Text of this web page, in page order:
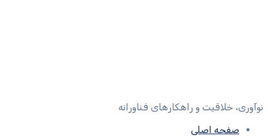
نوآوری، خلاقیت و راهکارهای فناورانه
صفحه اصلی